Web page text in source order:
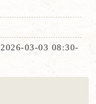
2026-03-03 08:30-